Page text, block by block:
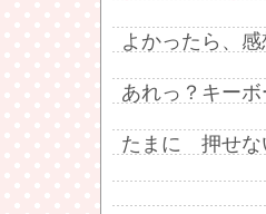
よかったら、
あれっ？キー
たまに 押せな